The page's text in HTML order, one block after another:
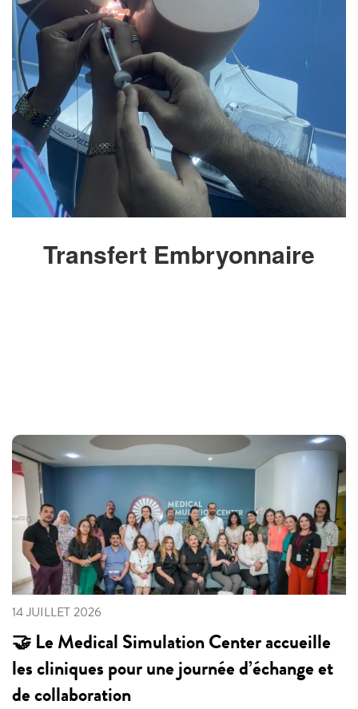
Transfert Embryonnaire
14 JUILLET 2026
🤝 Le Medical Simulation Center accueille
les cliniques pour une journée d’échange et
de collaboration